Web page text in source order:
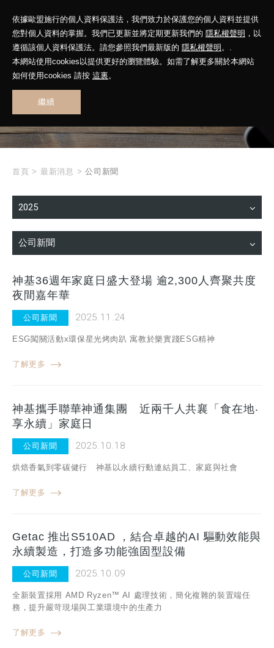
依據歐盟施行的個人資料保護法，我們致力於保護您的個人資料並提供
您對個人資料的掌握。我們已更新並將定期更新我們的 隱私權聲明 ，以
遵循該個人資料保護法。請您參照我們最新版的 隱私權聲明 。.
本網站使用cookies以提供更好的瀏覽體驗。如需了解更多關於本網站
如何使用cookies 請按 這裏。
繼續
WHAT'S NEW
首頁 > 最新消息 > 公司新聞
2025
公司新聞
神基36週年家庭日盛大登場 逾2,300人齊聚共度
夜間嘉年華
公司新聞 2025.11.24
ESG闖關活動x環保星光烤肉趴 寓教於樂實踐ESG精神
了解更多
神基攜手聯華神通集團 近兩千人共襄「食在地‧
享永續」家庭日
公司新聞 2025.10.18
烘焙香氣到零碳健行 神基以永續行動連結員工、家庭與社會
了解更多
Getac 推出S510AD ，結合卓越的AI 驅動效能與
永續製造，打造多功能強固型設備
公司新聞 2025.10.09
全新裝置採用 AMD Ryzen™ AI 處理技術，簡化複雜的裝置端任
務，提升嚴苛現場與工業環境中的生產力
了解更多